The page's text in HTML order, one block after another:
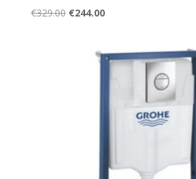
€329.00 Original
€329.00.
€244.00Current
€244.00.